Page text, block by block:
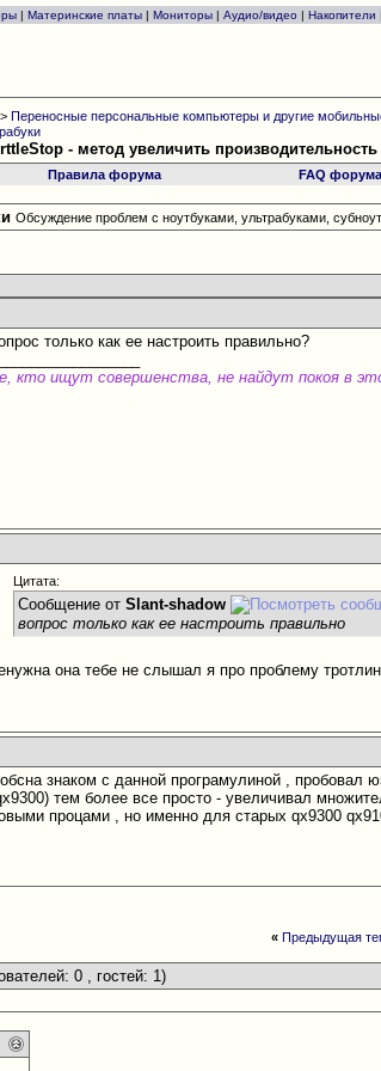
| Материнские платы | Мониторы | Аудио/видео | Накопители |
>Переносные персональные компьютеры и другие
- метод увеличить
Правила форума FAQ форума
Обсуждение проблем с ноутбуками, ультрабуками,
только как ее настроить правильно?
кто ищут совершенства, не найдут покоя в
Цитата:
Сообщение отSlant-shadow
вопрос только как ее настроить правильно
она тебе не слышал я про проблему
знаком с данной програмулиной , пробовал
тем более все просто - увеличивал
процами , но именно для старых qx9300
« Предыдущая
0 , гостей: 1)